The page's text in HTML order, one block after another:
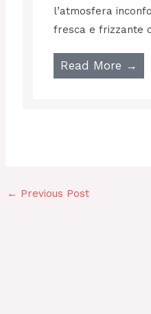
l’atmosfera
fresca e frizzante
Read More →
← Previous Post